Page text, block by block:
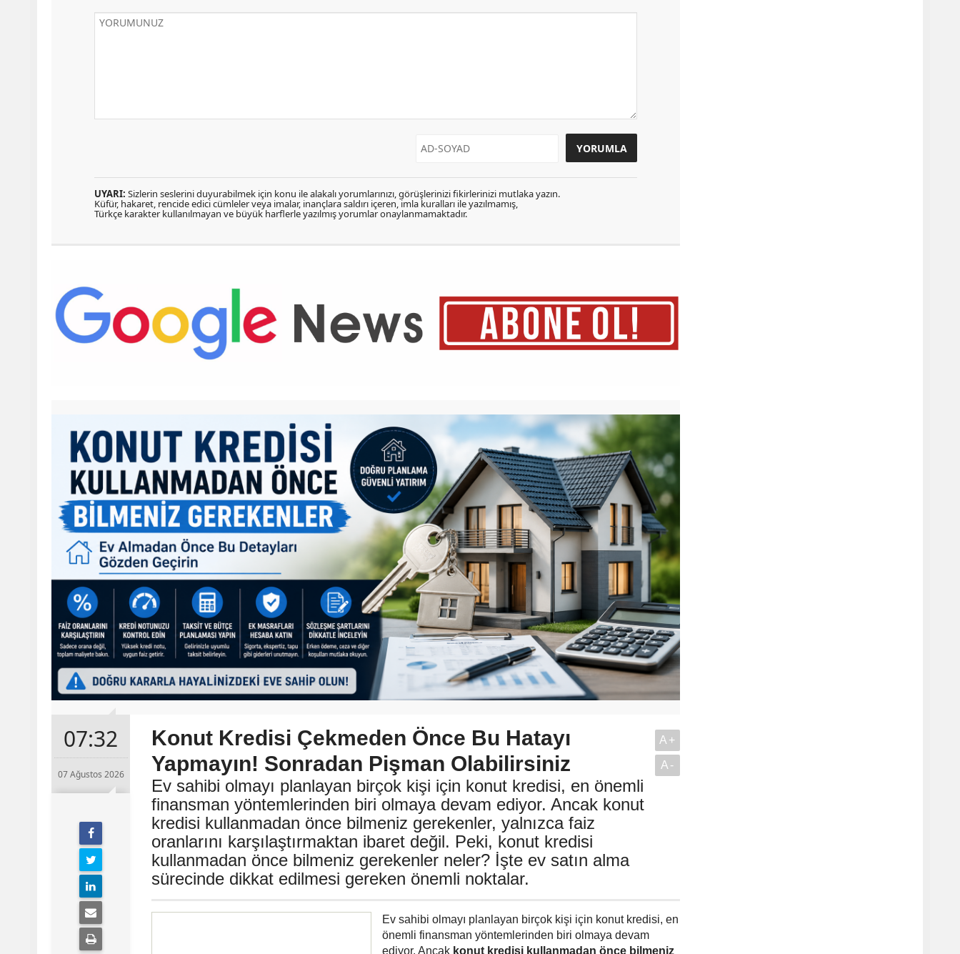
UYARI: Sizlerin seslerini duyurabilmek için konu ile alakalı yorumlarınızı, görüşlerinizi fikirlerinizi mutlaka yazın.
Küfür, hakaret, rencide edici cümleler veya imalar, inançlara saldırı içeren, imla kuralları ile yazılmamış,
Türkçe karakter kullanılmayan ve büyük harflerle yazılmış yorumlar onaylanmamaktadır.
07:32
07 Ağustos 2026
Konut Kredisi Çekmeden Önce Bu Hatayı
Yapmayın! Sonradan Pişman Olabilirsiniz
Ev sahibi olmayı planlayan birçok kişi için konut kredisi, en önemli
finansman yöntemlerinden biri olmaya devam ediyor. Ancak konut
kredisi kullanmadan önce bilmeniz gerekenler, yalnızca faiz
oranlarını karşılaştırmaktan ibaret değil. Peki, konut kredisi
kullanmadan önce bilmeniz gerekenler neler? İşte ev satın alma
sürecinde dikkat edilmesi gereken önemli noktalar.
A+
A-
Ev sahibi olmayı planlayan birçok kişi için konut kredisi, en
önemli finansman yöntemlerinden biri olmaya devam
ediyor. Ancak konut kredisi kullanmadan önce bilmeniz